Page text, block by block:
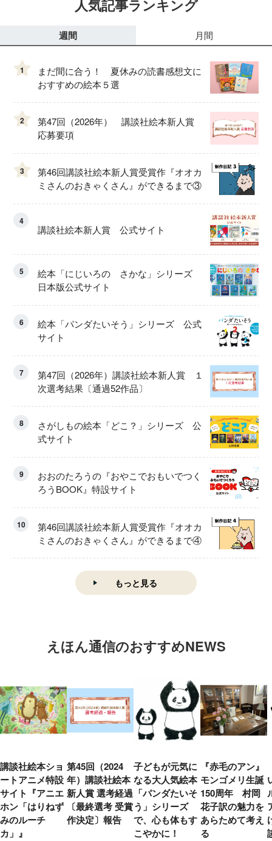
人気記事ランキング
週間 月間
1
まだ間に合う！ 夏休みの読書感想文に
おすすめの絵本５選
2
第47回（2026年） 講談社絵本新人賞
応募要項
3
第46回講談社絵本新人賞受賞作『オオカ
ミさんのおきゃくさん』ができるまで③
4
講談社絵本新人賞 公式サイト
5
絵本「にじいろの さかな」シリーズ
日本版公式サイト
6
絵本「パンダたいそう」シリーズ 公式
サイト
7
第47回（2026年）講談社絵本新人賞 １
次選考結果〔通過52作品〕
8
さがしもの絵本「どこ？」シリーズ 公
式サイト
9
おおのたろうの『おやこでおもいでつく
ろうBOOK』特設サイト
10
第46回講談社絵本新人賞受賞作『オオカ
ミさんのおきゃくさん』ができるまで④
もっと見る
えほん通信のおすすめNEWS
講談社絵本ショ
ートアニメ特設
サイト『アニエ
ホン「はりねず
みのルーチ
カ」』
第45回（2024
年）講談社絵本
新人賞 選考経過
〔最終選考 受賞
作決定〕報告
子どもが元気に
なる大人気絵本
「パンダたいそ
う」シリーズ
で、心も体もす
こやかに！
『赤毛のアン』
モンゴメリ生誕
150周年 村岡
花子訳の魅力を
あらためて考え
る